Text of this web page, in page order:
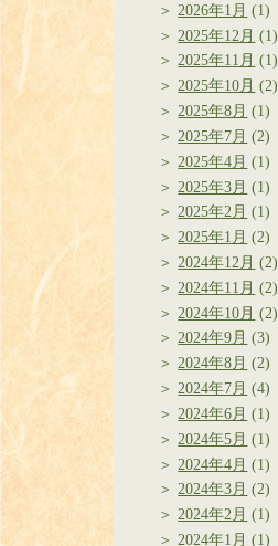
2026年1月 (1)
2025年12月 (1)
2025年11月 (1)
2025年10月 (2)
2025年8月 (1)
2025年7月 (2)
2025年4月 (1)
2025年3月 (1)
2025年2月 (1)
2025年1月 (2)
2024年12月 (2)
2024年11月 (2)
2024年10月 (2)
2024年9月 (3)
2024年8月 (2)
2024年7月 (4)
2024年6月 (1)
2024年5月 (1)
2024年4月 (1)
2024年3月 (2)
2024年2月 (1)
2024年1月 (1)